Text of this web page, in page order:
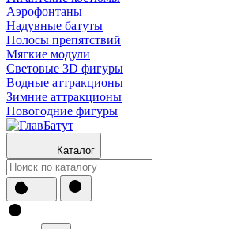
Аэрофонтаны
Надувные батуты
Полосы препятствий
Мягкие модули
Световые 3D фигуры
Водные аттракционы
Зимние аттракционы
Новогодние фигуры
Каталог